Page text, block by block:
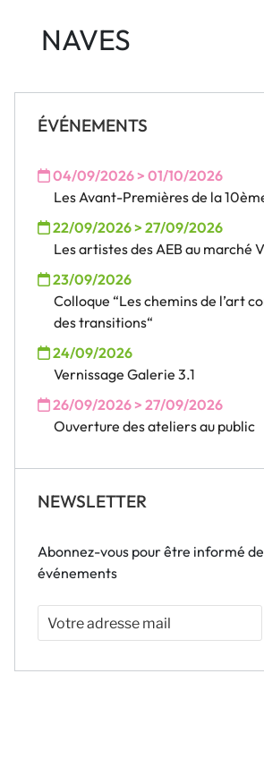
NAVES
ÉVÉNEMENTS
04/09/2026 > 01/10/2026
Les Avant-Premières de la
22/09/2026 > 27/09/2026
Les artistes des AEB au marché
23/09/2026
Colloque “Les chemins de l’art
des transitions“
24/09/2026
Vernissage Galerie 3.1
26/09/2026 > 27/09/2026
Ouverture des ateliers au public
NEWSLETTER
Abonnez-vous pour être informé
événements
Votre
adresse